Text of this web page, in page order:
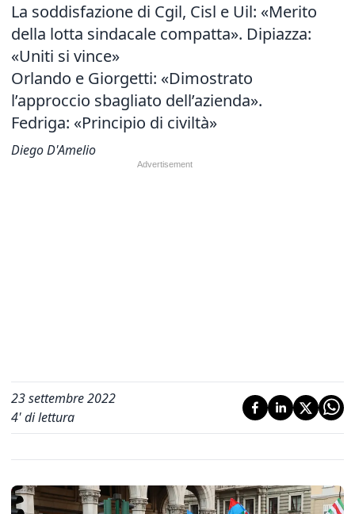
La soddisfazione di Cgil, Cisl e Uil: «Merito
della lotta sindacale compatta». Dipiazza:
«Uniti si vince»
Orlando e Giorgetti: «Dimostrato
l’approccio sbagliato dell’azienda».
Fedriga: «Principio di civiltà»
Diego D'Amelio
23 settembre 2022
4' di lettura